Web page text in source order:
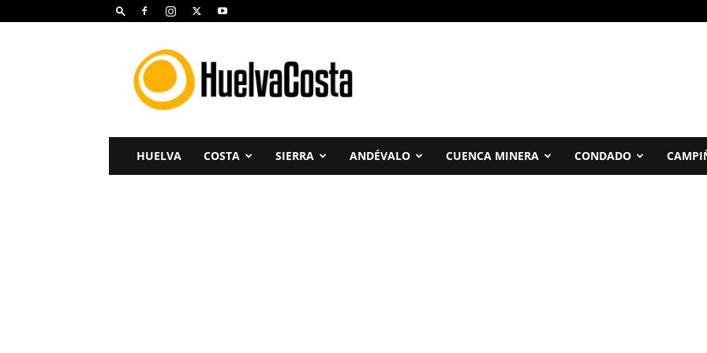
Huelva
Costa
HUELVA COSTA SIERRA ANDÉVALO CUENCA MINERA CONDADO